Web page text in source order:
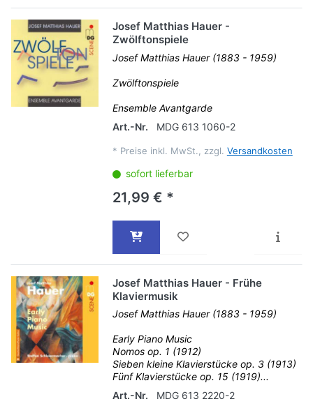
Josef Matthias Hauer -
Zwölftonspiele
Josef Matthias Hauer (1883 - 1959)
Zwölftonspiele
Ensemble Avantgarde
Art.-Nr.
MDG 613 1060-2
* Preise inkl. MwSt., zzgl. Versandkosten
sofort lieferbar
21,99 € *
Josef Matthias Hauer - Frühe
Klaviermusik
Josef Matthias Hauer (1883 - 1959)
Early Piano Music
Nomos op. 1 (1912)
Sieben kleine Klavierstücke op. 3 (1913)
Fünf Klavierstücke op. 15 (1919)...
Art.-Nr.
MDG 613 2220-2